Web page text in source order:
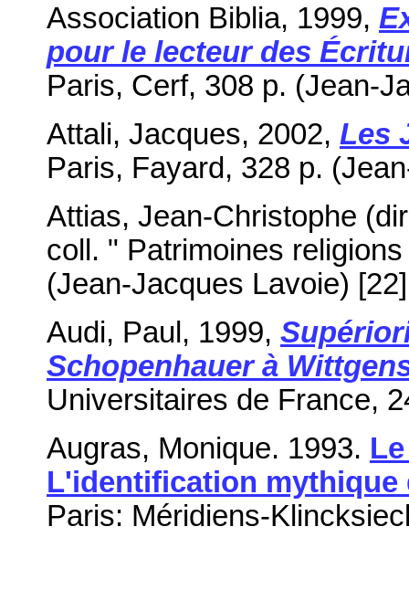
Association Biblia, 1999,
pour le lecteur des
Paris, Cerf, 308 p. (Jean-
Attali, Jacques, 2002, Les
Paris, Fayard, 328 p.
Attias, Jean-Christophe
coll. " Patrimoines
(Jean-Jacques Lavoie) [22]
Audi, Paul, 1999,
Schopenhauer à
Universitaires de France,
Augras, Monique. 1993.
L'identification mythique
Paris: Méridiens-